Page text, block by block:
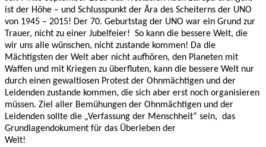
ist der Höhe – und Schlusspunkt der Ära des Scheiterns der UNO
von 1945 – 2015! Der 70. Geburtstag der UNO war ein Grund zur
Trauer, nicht zu einer Jubelfeier! So kann die bessere Welt, die
wir uns alle wünschen, nicht zustande kommen! Da die
Mächtigsten der Welt aber nicht aufhören, den Planeten mit
Waffen und mit Kriegen zu überfluten, kann die bessere Welt nur
durch einen gewaltlosen Protest der Ohnmächtigen und der
Leidenden zustande kommen, die sich aber erst noch organisieren
müssen. Ziel aller Bemühungen der Ohnmächtigen und der
Leidenden sollte die „Verfassung der Menschheit“ sein, das
Grundlagendokument für das Überleben der
Welt!